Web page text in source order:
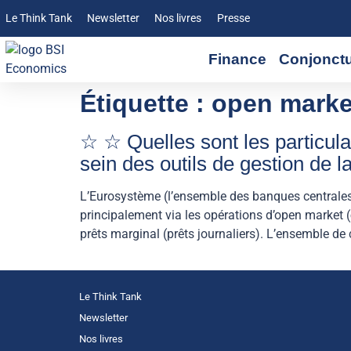
Le Think Tank Newsletter Nos livres Presse
Finance
Étiquette : open
☆ ☆ Quelles sont les
sein des outils de gestion de
L’Eurosystème (l’ensemble des banques
principalement via les opérations d’open
prêts marginal (prêts journaliers). L’ensemble
Le Think Tank
Newsletter
Nos livres